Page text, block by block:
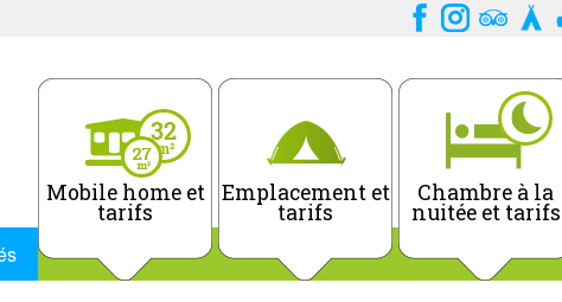
Mobile home et
tarifs
Emplacement et
tarifs
Chambre à la
nuitée et tarifs